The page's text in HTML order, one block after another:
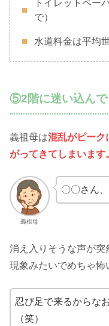
トイレットペー
で）
水道料金は平均
⑤2階に迷い込んで
義祖母は混乱がピーク
がってきてしまいます
義祖母
〇〇さん
消え入りそうな声が
現象みたいでめちゃ怖
忍び足で来るからな
（笑）